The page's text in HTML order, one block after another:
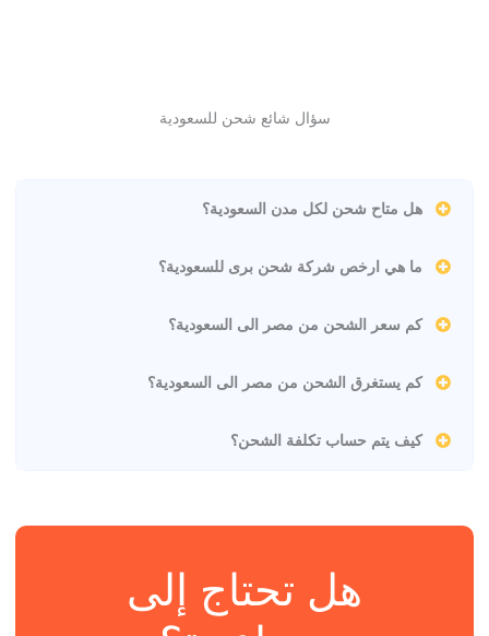
سؤال شائع شحن للسعودية
هل متاح شحن لكل مدن السعودية؟
ما هي ارخص شركة شحن برى للسعودية؟
كم سعر الشحن من مصر الى السعودية؟
كم يستغرق الشحن من مصر الى السعودية؟
كيف يتم حساب تكلفة الشحن؟
هل تحتاج إلى